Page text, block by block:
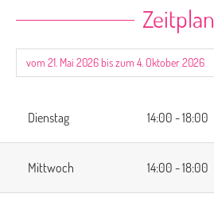
Zeitplan
Dienstag 14:00 - 18:00
Mittwoch 14:00 - 18:00